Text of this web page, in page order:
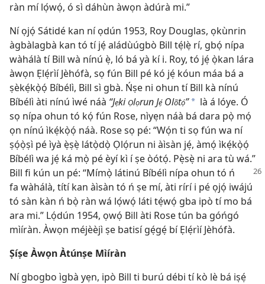
ràn mí lọ́wọ́, ó sì dáhùn àwọn àdúrà mi.”
Ní ọjọ́ Sátidé kan ní ọdún 1953, Roy Douglas, ọkùnrin
àgbàlagbà kan tó tí jẹ́ aládùúgbò Bill tẹ́lẹ̀ rí, gbọ́ nípa
wàhálà tí Bill wà nínú ẹ̀, ló bá yà kí i. Roy, tó jẹ́ ọ̀kan lára
àwọn Ẹlẹ́rìí Jèhófà, sọ fún Bill pé kó jẹ́ kóun máa bá a
ṣèkẹ́kọ̀ọ́ Bíbélì, Bill sì gbà. Ńṣe ni ohun tí Bill kà nínú
Bíbélì àti nínú ìwé náà “Jẹki Ọlọrun Jẹ́Olõtọ́” a là á lóye. Ó
sọ nípa ohun tó kọ́ fún Rose, nìyẹn náà bá dara pọ̀ mọ́
ọn nínú ìkẹ́kọ̀ọ́ náà. Rose sọ pé: “Wọ́n ti sọ fún wa ní
ṣọ́ọ̀ṣì pé ìyà ẹ̀ṣẹ̀ látọ̀dọ̀ Ọlọ́run ni àìsàn jẹ́, àmọ́ ìkẹ́kọ̀ọ́
Bíbélì wa jẹ́ ká mọ̀ pé èyí kì í ṣe òótọ́. Pẹ̀sẹ̀ ni ara tù wá.”
Bill fi kún un pé: “Mímọ̀ látinú Bíbélì nípa ohun tó ń
fa wàhálà, títí kan àìsàn tó ń ṣe mí, àti rírí i pé ọjọ́ iwájú
tó sàn kàn ń bọ̀ ràn wá lọ́wọ́ láti tẹ́wọ́ gba ipò tí mo bá
ara mi.” Lọ́dún 1954, ọwọ́ Bill àti Rose tún ba góńgó
mìíràn. Àwọn méjèèjì ṣe batisí gẹ́gẹ́ bí Ẹlẹ́rìí Jèhófà.
Ṣíṣe Àwọn Àtúnṣe Mìíràn
Ní gbogbo ìgbà yẹn, ipò Bill ti burú débi tí kò lè bá iṣẹ́